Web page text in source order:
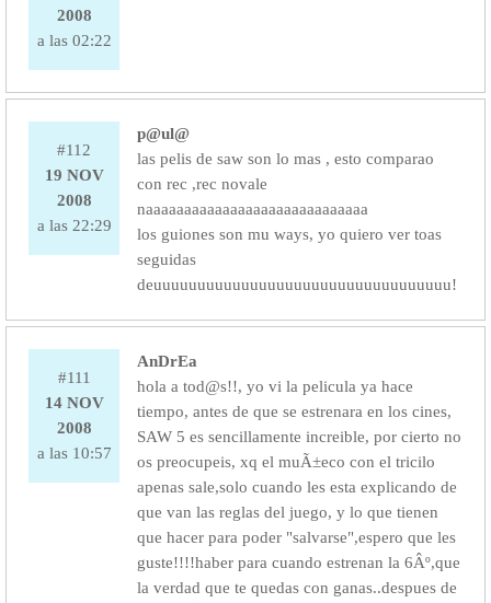
2008
a las 02:22
#112
19 NOV
2008
a las 22:29
p@ul@
las pelis de saw son lo mas , esto comparao
con rec ,rec novale
naaaaaaaaaaaaaaaaaaaaaaaaaaaaa
los guiones son mu ways, yo quiero ver toas
seguidas
deuuuuuuuuuuuuuuuuuuuuuuuuuuuuuuuuuu!
#111
14 NOV
2008
a las 10:57
AnDrEa
hola a tod@s!!, yo vi la pelicula ya hace
tiempo, antes de que se estrenara en los cines,
SAW 5 es sencillamente increible, por cierto no
os preocupeis, xq el muÃ±eco con el tricilo
apenas sale,solo cuando les esta explicando de
que van las reglas del juego, y lo que tienen
que hacer para poder "salvarse",espero que les
guste!!!!haber para cuando estrenan la 6Âº,que
la verdad que te quedas con ganas..despues de